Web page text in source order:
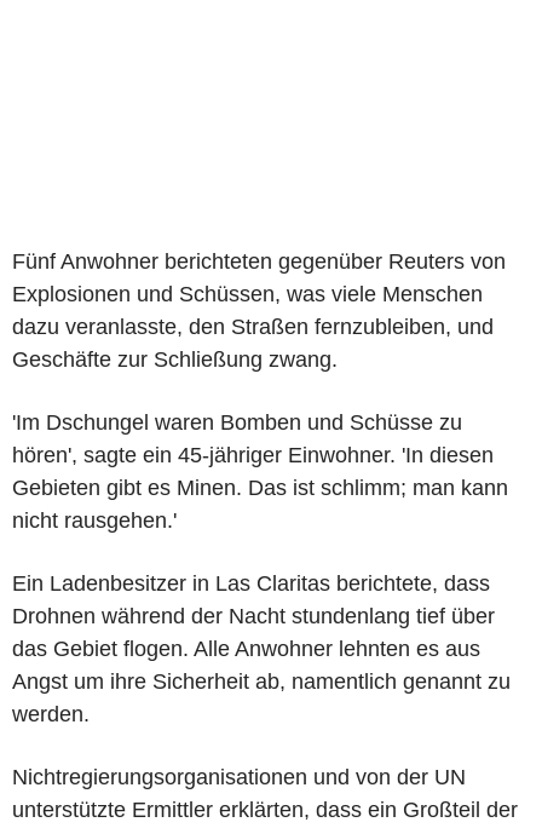
Fünf Anwohner berichteten gegenüber Reuters von
Explosionen und Schüssen, was viele Menschen
dazu veranlasste, den Straßen fernzubleiben, und
Geschäfte zur Schließung zwang.
'Im Dschungel waren Bomben und Schüsse zu
hören', sagte ein 45-jähriger Einwohner. 'In diesen
Gebieten gibt es Minen. Das ist schlimm; man kann
nicht rausgehen.'
Ein Ladenbesitzer in Las Claritas berichtete, dass
Drohnen während der Nacht stundenlang tief über
das Gebiet flogen. Alle Anwohner lehnten es aus
Angst um ihre Sicherheit ab, namentlich genannt zu
werden.
Nichtregierungsorganisationen und von der UN
unterstützte Ermittler erklärten, dass ein Großteil der